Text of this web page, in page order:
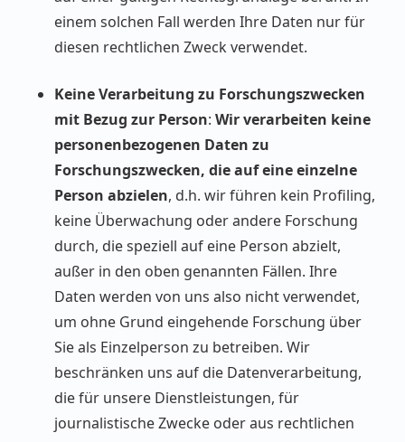
einem solchen Fall werden Ihre Daten nur für
diesen rechtlichen Zweck verwendet.
Keine Verarbeitung zu Forschungszwecken
mit Bezug zur Person: Wir verarbeiten keine
personenbezogenen Daten zu
Forschungszwecken, die auf eine einzelne
Person abzielen, d.h. wir führen kein Profiling,
keine Überwachung oder andere Forschung
durch, die speziell auf eine Person abzielt,
außer in den oben genannten Fällen. Ihre
Daten werden von uns also nicht verwendet,
um ohne Grund eingehende Forschung über
Sie als Einzelperson zu betreiben. Wir
beschränken uns auf die Datenverarbeitung,
die für unsere Dienstleistungen, für
journalistische Zwecke oder aus rechtlichen